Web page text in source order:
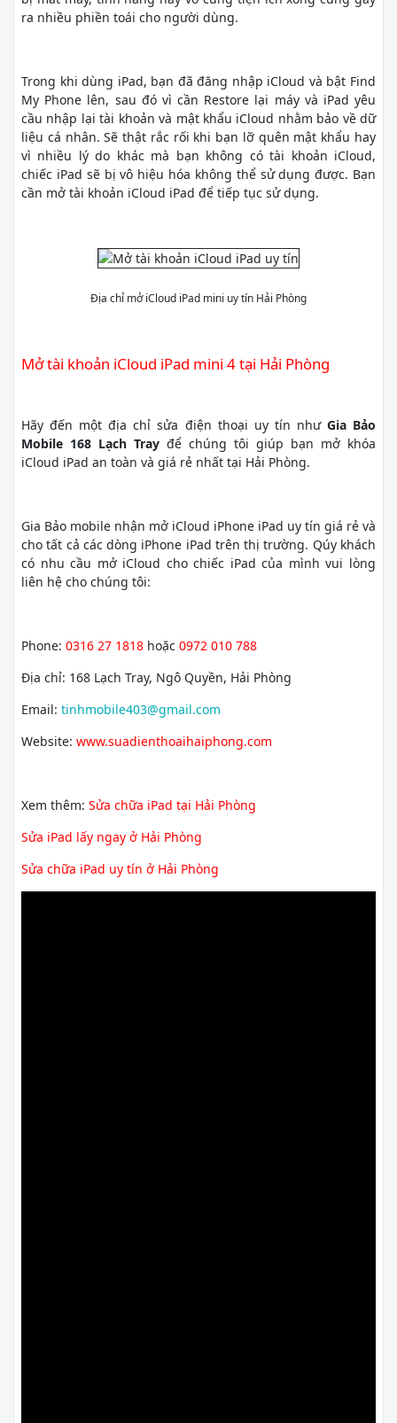
ra nhiều phiền toái cho người dùng.
Trong khi dùng iPad, bạn đã đăng nhập iCloud và bật Find
My Phone lên, sau đó vì cần Restore lại máy và iPad yêu
cầu nhập lại tài khoản và mật khẩu iCloud nhằm bảo về dữ
liệu cá nhân. Sẽ thật rắc rối khi bạn lỡ quên mật khẩu hay
vì nhiều lý do khác mà bạn không có tài khoản iCloud,
chiếc iPad sẽ bị vô hiệu hóa không thể sử dụng được. Bạn
cần mở tài khoản iCloud iPad để tiếp tục sử dụng.
Địa chỉ mở iCloud iPad mini uy tín Hải Phòng
Mở tài khoản iCloud iPad mini 4 tại Hải Phòng
Hãy đến một địa chỉ sửa điện thoại uy tín như Gia Bảo
Mobile 168 Lạch Tray để chúng tôi giúp bạn mở khóa
iCloud iPad an toàn và giá rẻ nhất tại Hải Phòng.
Gia Bảo mobile nhận mở iCloud iPhone iPad uy tín giá rẻ và
cho tất cả các dòng iPhone iPad trên thị trường. Qúy khách
có nhu cầu mở iCloud cho chiếc iPad của mình vui lòng
liên hệ cho chúng tôi:
Phone: 0316 27 1818 hoặc 0972 010 788
Địa chỉ: 168 Lạch Tray, Ngô Quyền, Hải Phòng
Email: tinhmobile403@gmail.com
Website: www.suadienthoaihaiphong.com
Xem thêm: Sửa chữa iPad tại Hải Phòng
Sửa iPad lấy ngay ở Hải Phòng
Sửa chữa iPad uy tín ở Hải Phòng